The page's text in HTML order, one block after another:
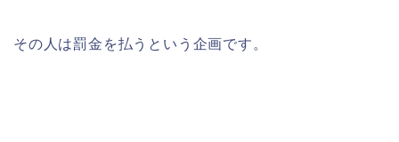
その人は罰金を払うという企画です。